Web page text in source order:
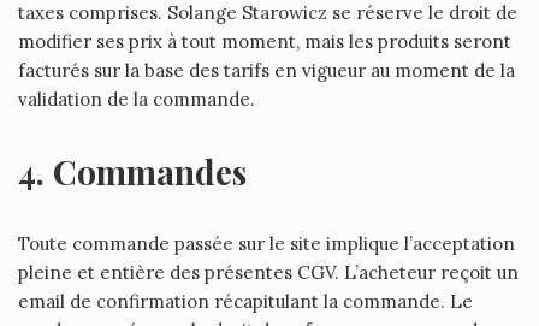
taxes comprises. Solange Starowicz se réserve le droit de
modifier ses prix à tout moment, mais les produits seront
facturés sur la base des tarifs en vigueur au moment de la
validation de la commande.
4. Commandes
Toute commande passée sur le site implique l’acceptation
pleine et entière des présentes CGV. L’acheteur reçoit un
email de confirmation récapitulant la commande. Le